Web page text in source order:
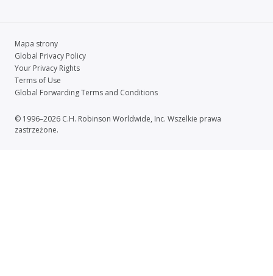
Mapa strony
Global Privacy Policy
Your Privacy Rights
Terms of Use
Global Forwarding Terms and Conditions
© 1996–2026 C.H. Robinson Worldwide, Inc. Wszelkie prawa
zastrzeżone.